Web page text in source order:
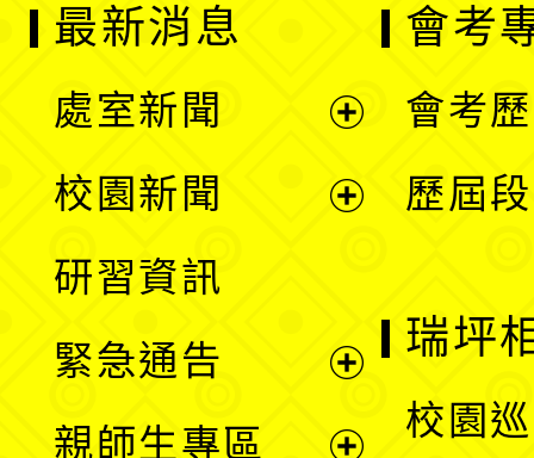
最新消息
處室新聞
單
校園新聞
選
研習資訊
緊急通告
親師生專區
會考
會考
歷屆
瑞坪
校園